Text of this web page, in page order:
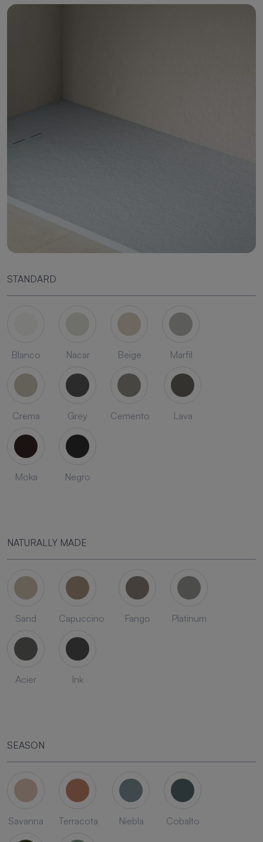
STANDARD
Blanco Nacar Beige Marfil
Crema Grey Cemento Lava
Moka Negro
NATURALLY MADE
Sand Capuccino Fango Platinum
Acier Ink
SEASON
Savanna Terracota Niebla Cobalto